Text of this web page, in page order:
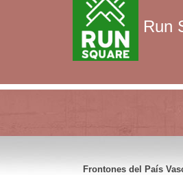
Run
Frontones del País